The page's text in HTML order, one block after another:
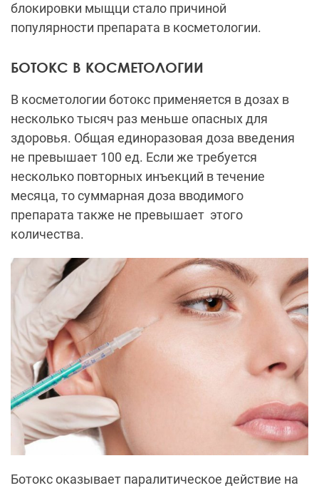
блокировки мыщци стало причиной
популярности препарата в косметологии.
БОТОКС В КОСМЕТОЛОГИИ
В косметологии ботокс применяется в дозах в
несколько тысяч раз меньше опасных для
здоровья. Общая единоразовая доза введения
не превышает 100 ед. Если же требуется
несколько повторных инъекций в течение
месяца, то суммарная доза вводимого
препарата также не превышает этого
количества.
Ботокс оказывает паралитическое действие на